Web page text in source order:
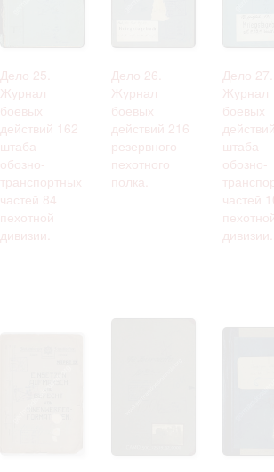
Дело 25.
Журнал
боевых
действий 162
штаба
обозно-
транспортных
частей 84
пехотной
дивизии.
Дело 26.
Журнал
боевых
действий 216
резервного
пехотного
полка.
Дело 27.
Журнал
боевых
штаба
обозно-
частей
дивизии.